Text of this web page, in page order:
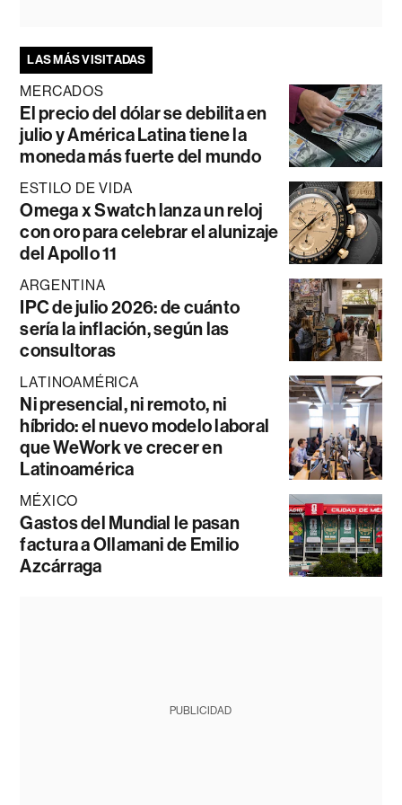
LAS MÁS VISITADAS
MERCADOS
El precio del dólar se debilita en
julio y América Latina tiene la
moneda más fuerte del mundo
ESTILO DE VIDA
Omega x Swatch lanza un reloj
con oro para celebrar el alunizaje
del Apollo 11
ARGENTINA
IPC de julio 2026: de cuánto
sería la inflación, según las
consultoras
LATINOAMÉRICA
Ni presencial, ni remoto, ni
híbrido: el nuevo modelo laboral
que WeWork ve crecer en
Latinoamérica
MÉXICO
Gastos del Mundial le pasan
factura a Ollamani de Emilio
Azcárraga
PUBLICIDAD